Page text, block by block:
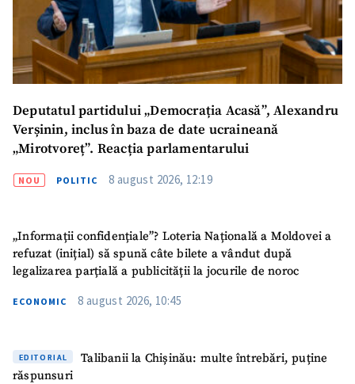
Deputatul partidului „Democrația Acasă”, Alexandru
Verșinin, inclus în baza de date ucraineană
„Mirotvoreț”. Reacția parlamentarului
NOU POLITIC 8 august 2026, 12:19
„Informații confidențiale”? Loteria Națională a Moldovei a
refuzat (inițial) să spună câte bilete a vândut după
legalizarea parțială a publicității la jocurile de noroc
ECONOMIC 8 august 2026, 10:45
EDITORIAL
Talibanii la Chișinău: multe întrebări, puține
răspunsuri